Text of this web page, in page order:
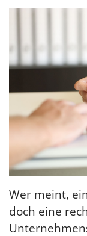
Wer meint,
doch eine